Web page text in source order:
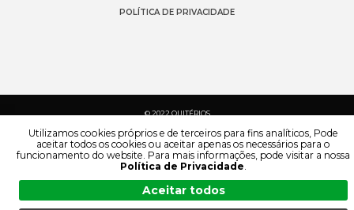
POLÍTICA DE PRIVACIDADE
© 2022 QUITÉRIOS
Utilizamos cookies próprios e de terceiros para fins analíticos, Pode
aceitar todos os cookies ou aceitar apenas os necessários para o
funcionamento do website. Para mais informações, pode visitar a nossa
Política de Privacidade.
Aceitar todos